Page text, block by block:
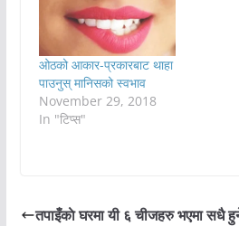
ओठको आकार-प्रकारबाट थाहा
पाउनुस् मानिसको स्वभाव
November 29, 2018
In "टिप्स"
तपाइँकाे घरमा यी ६ चीजहरु भएमा सधै